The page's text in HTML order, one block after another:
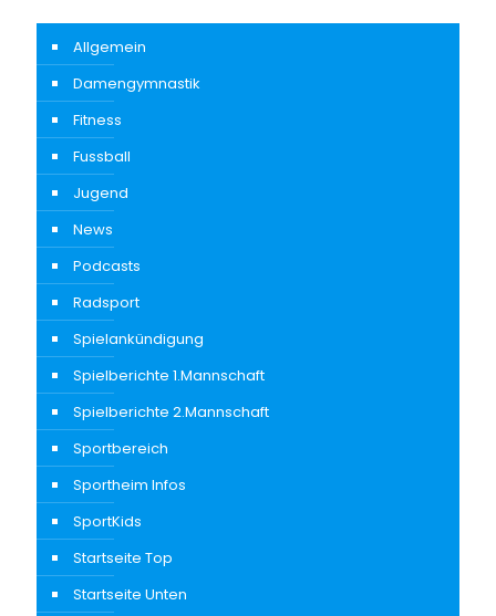
Allgemein
Damengymnastik
Fitness
Fussball
Jugend
News
Podcasts
Radsport
Spielankündigung
Spielberichte 1.Mannschaft
Spielberichte 2.Mannschaft
Sportbereich
Sportheim Infos
SportKids
Startseite Top
Startseite Unten